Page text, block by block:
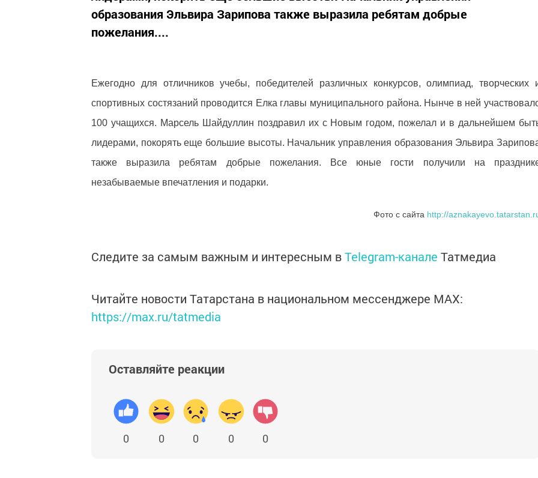
образования Эльвира Зарипова также выразила ребятам добрые
пожелания....
Ежегодно для отличников учебы, победителей различных конкурсов, олимпиад, творческих
спортивных состязаний проводится Елка главы муниципального района. Нынче в ней
100 учащихся. Марсель Шайдуллин поздравил их с Новым годом, пожелал и в дальнейшем
лидерами, покорять еще большие высоты. Начальник управления образования Эльвира
также выразила ребятам добрые пожелания. Все юные гости получили на
незабываемые впечатления и подарки.
Фото с сайта http://
Следите за самым важным и интересным вTelegram-канале Татмедиа
Читайте новости Татарстана в национальном мессенджере MАХ:
https://max.ru/tatmedia
Оставляйте реакции
0 0 0 0 0